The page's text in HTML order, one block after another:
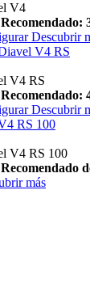
V4
Descubrir
V4 RS
V4 RS
Descubrir
RS 100
V4 RS 100
más